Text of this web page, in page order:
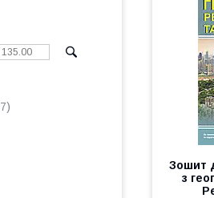
Зошит
з
7